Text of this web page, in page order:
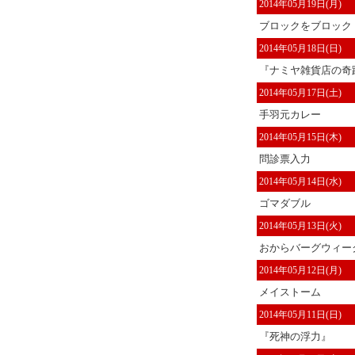
2014年05月19日(月)
ブロックをブロック
2014年05月18日(日)
『ナミヤ雑貨店の奇
2014年05月17日(土)
手羽元カレー
2014年05月15日(木)
問診票入力
2014年05月14日(水)
ゴマダブル
2014年05月13日(火)
おからバーグウィー
2014年05月12日(月)
メイストーム
2014年05月11日(日)
『死神の浮力』